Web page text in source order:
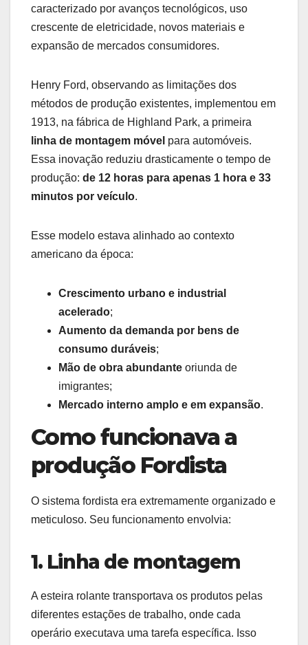
caracterizado por avanços tecnológicos, uso
crescente de eletricidade, novos materiais e
expansão de mercados consumidores.
Henry Ford, observando as limitações dos
métodos de produção existentes, implementou em
1913, na fábrica de Highland Park, a primeira
linha de montagem móvel para automóveis.
Essa inovação reduziu drasticamente o tempo de
produção: de 12 horas para apenas 1 hora e 33
minutos por veículo.
Esse modelo estava alinhado ao contexto
americano da época:
Crescimento urbano e industrial
acelerado;
Aumento da demanda por bens de
consumo duráveis;
Mão de obra abundante oriunda de
imigrantes;
Mercado interno amplo e em expansão.
Como funcionava a
produção Fordista
O sistema fordista era extremamente organizado e
meticuloso. Seu funcionamento envolvia:
1. Linha de montagem
A esteira rolante transportava os produtos pelas
diferentes estações de trabalho, onde cada
operário executava uma tarefa específica. Isso